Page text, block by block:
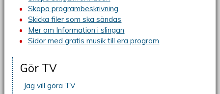
Skapa programbeskrivning
Skicka filer som ska sändas
Mer om Information i slingan
Sidor med gratis musik till era program
Gör TV
Jag vill göra TV